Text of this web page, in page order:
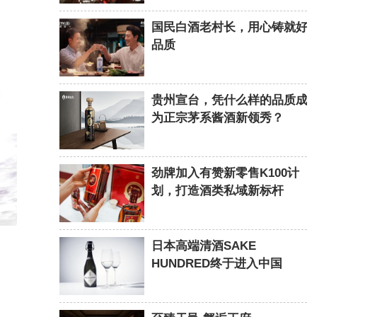
国民白酒老村长，用心铸就好
品质
贵州宣台，凭什么样的品质成
为正宗茅系酱酒新领秀？
劲牌加入有赞新零售K100计
划，打造酒类私域新标杆
日本高端清酒SAKE
HUNDRED终于进入中国